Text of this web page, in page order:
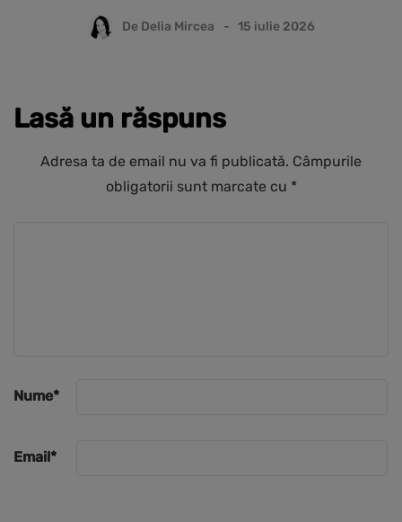
De Delia Mircea 15 iulie 2026
Lasă un răspuns
Adresa ta de email nu va fi publicată. Câmpurile
obligatorii sunt marcate cu *
Nume*
Email *